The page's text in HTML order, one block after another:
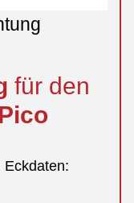
für den
Pico
Eckdaten: